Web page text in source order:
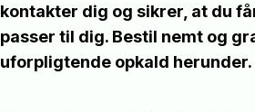
kontakter dig og sikrer, at du
passer til dig. Bestil nemt og
uforpligtende opkald herunder.